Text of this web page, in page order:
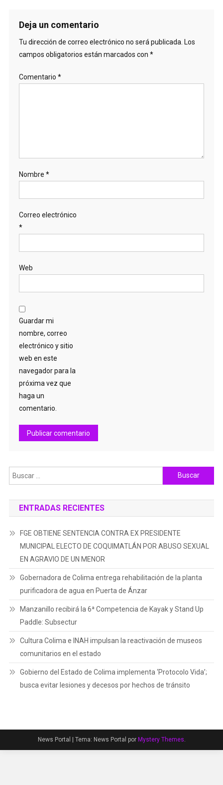
Deja un comentario
Tu dirección de correo electrónico no será publicada. Los
campos obligatorios están marcados con *
Comentario *
Nombre *
Correo electrónico
*
Web
Guardar mi
nombre, correo
electrónico y sitio
web en este
navegador para la
próxima vez que
haga un
comentario.
Buscar:
ENTRADAS RECIENTES
FGE OBTIENE SENTENCIA CONTRA EX PRESIDENTE
MUNICIPAL ELECTO DE COQUIMATLÁN POR ABUSO SEXUAL
EN AGRAVIO DE UN MENOR
Gobernadora de Colima entrega rehabilitación de la planta
purificadora de agua en Puerta de Ánzar
Manzanillo recibirá la 6ª Competencia de Kayak y Stand Up
Paddle: Subsectur
Cultura Colima e INAH impulsan la reactivación de museos
comunitarios en el estado
Gobierno del Estado de Colima implementa ‘Protocolo Vida’;
busca evitar lesiones y decesos por hechos de tránsito
News Portal | Tema: News Portal por Mystery Themes.